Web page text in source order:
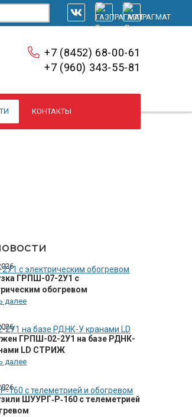
+7 (8452) 68-00-61
+7 (960) 343-55-81
КОНТАКТЫ
ГРПШ-07-2У1 с
обогревом
далее
ГРПШ-02-2У1 на базе РДНК-
LD СТРИЖ
далее
ШУУРГ‑Р‑160 с телеметрией